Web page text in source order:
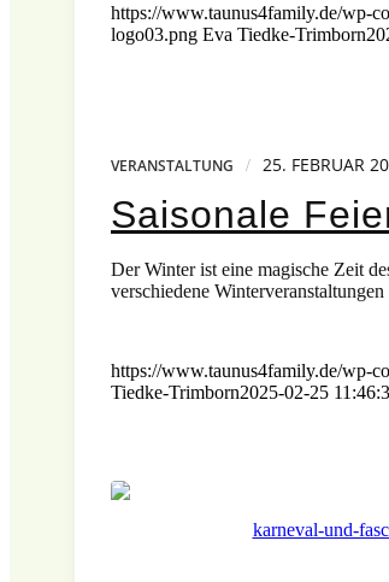
https://www.taunus4family.de/wp-
logo03.png Eva Tiedke-Trimborn
VERANSTALTUNG / 25. FEBRUAR
Saisonale
Der Winter ist eine magische Zeit
verschiedene
https://www.taunus4family.de/wp-
Tiedke-Trimborn2025-02-25